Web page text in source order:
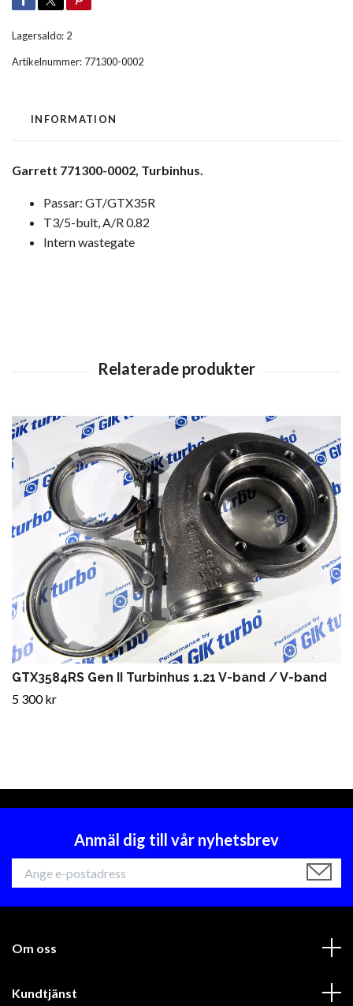
Lagersaldo: 2
Artikelnummer: 771300-0002
INFORMATION
Garrett 771300-0002, Turbinhus.
Passar: GT/GTX35R
T3/5-bult, A/R 0.82
Intern wastegate
GTX3584RS Gen II Turbinhus 1.21 V-band / V-band
5 300 kr
Anmäl dig till vår nyhetsbrev
Om oss
Kundtjänst